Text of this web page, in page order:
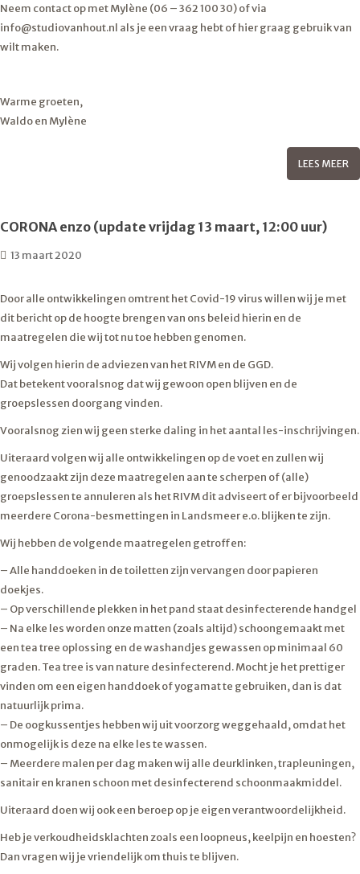
Neem contact op met Mylène (06 – 362 100 30) of via
info@studiovanhout.nl als je een vraag hebt of hier graag gebruik van
wilt maken.
Warme groeten,
Waldo en Mylène
LEES MEER
CORONA enzo (update vrijdag 13 maart, 12:00 uur)
13 maart 2020
Door alle ontwikkelingen omtrent het Covid-19 virus willen wij je met
dit bericht op de hoogte brengen van ons beleid hierin en de
maatregelen die wij tot nu toe hebben genomen.
Wij volgen hierin de adviezen van het RIVM en de GGD.
Dat betekent vooralsnog dat wij gewoon open blijven en de
groepslessen doorgang vinden.
Vooralsnog zien wij geen sterke daling in het aantal les-inschrijvingen.
Uiteraard volgen wij alle ontwikkelingen op de voet en zullen wij
genoodzaakt zijn deze maatregelen aan te scherpen of (alle)
groepslessen te annuleren als het RIVM dit adviseert of er bijvoorbeeld
meerdere Corona-besmettingen in Landsmeer e.o. blijken te zijn.
Wij hebben de volgende maatregelen getroffen:
– Alle handdoeken in de toiletten zijn vervangen door papieren
doekjes.
– Op verschillende plekken in het pand staat desinfecterende handgel
– Na elke les worden onze matten (zoals altijd) schoongemaakt met
een tea tree oplossing en de washandjes gewassen op minimaal 60
graden. Tea tree is van nature desinfecterend. Mocht je het prettiger
vinden om een eigen handdoek of yogamat te gebruiken, dan is dat
natuurlijk prima.
– De oogkussentjes hebben wij uit voorzorg weggehaald, omdat het
onmogelijk is deze na elke les te wassen.
– Meerdere malen per dag maken wij alle deurklinken, trapleuningen,
sanitair en kranen schoon met desinfecterend schoonmaakmiddel.
Uiteraard doen wij ook een beroep op je eigen verantwoordelijkheid.
Heb je verkoudheidsklachten zoals een loopneus, keelpijn en hoesten?
Dan vragen wij je vriendelijk om thuis te blijven.